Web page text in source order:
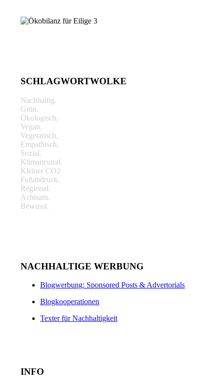
SCHLAGWORTWOLKE
Nachhaltig.
Grün.
Ökologisch.
Vegan.
Vegetarisch.
Empathisch.
Sozial.
Klimaneutral.
Kleiner CO2
Fußabdruck.
Regional.
Achtsam.
Bewusst.
NACHHALTIGE WERBUNG
Blogwerbung: Sponsored Posts & Advertorials
Blogkooperationen
Texter für Nachhaltigkeit
INFO